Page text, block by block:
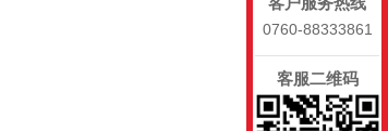
0760-88333861
客服二维码